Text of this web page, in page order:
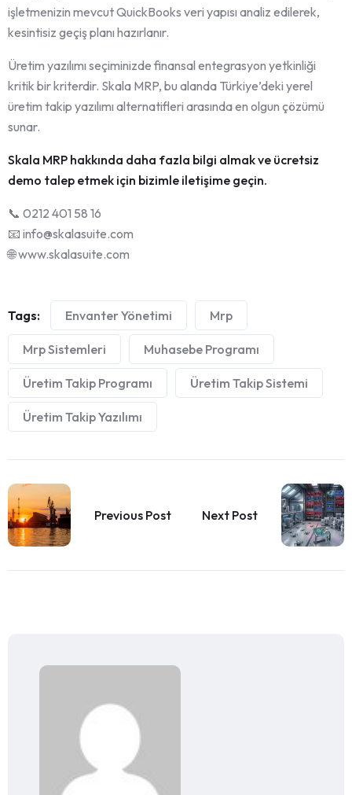
işletmenizin mevcut QuickBooks veri yapısı analiz edilerek,
kesintisiz geçiş planı hazırlanır.
Üretim yazılımı seçiminizde finansal entegrasyon yetkinliği
kritik bir kriterdir. Skala MRP, bu alanda Türkiye’deki yerel
üretim takip yazılımı alternatifleri arasında en olgun çözümü
sunar.
Skala MRP hakkında daha fazla bilgi almak ve ücretsiz
demo talep etmek için bizimle iletişime geçin.
📞 0212 401 58 16
📧 info@skalasuite.com
🌐 www.skalasuite.com
Tags: Envanter Yönetimi Mrp
Mrp Sistemleri Muhasebe Programı
Üretim Takip Programı Üretim Takip Sistemi
Üretim Takip Yazılımı
Previous Post Next Post